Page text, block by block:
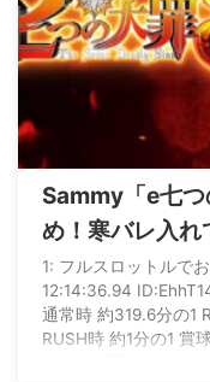
Sammy「e七
め！寒バレ入れ
しいぞ
1: フルスロットルで
12:14:36.94
通常時 約319.6分の1
RUSH時 約1分の1 賞